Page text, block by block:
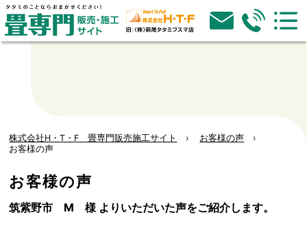
株式会社H・T・F 畳専門販売施工サイト
お客様の声
お客様の声
お客様の声
筑紫野市 M 様 よりいただいた声をご紹介します。